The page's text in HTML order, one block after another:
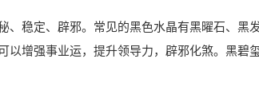
、稳定、辟邪。常见的黑色水晶有黑曜石、黑
以增强事业运，提升领导力，辟邪化煞。黑碧